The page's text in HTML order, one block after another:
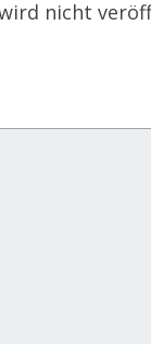
nicht